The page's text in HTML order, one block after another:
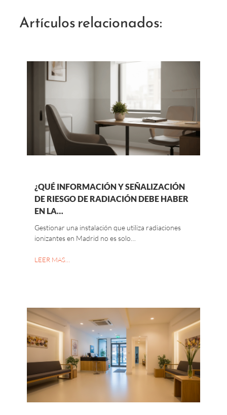
Artículos relacionados:
¿QUÉ INFORMACIÓN Y SEÑALIZACIÓN
DE RIESGO DE RADIACIÓN DEBE HABER
EN LA…
Gestionar una instalación que utiliza radiaciones
ionizantes en Madrid no es solo…
LEER MAS…